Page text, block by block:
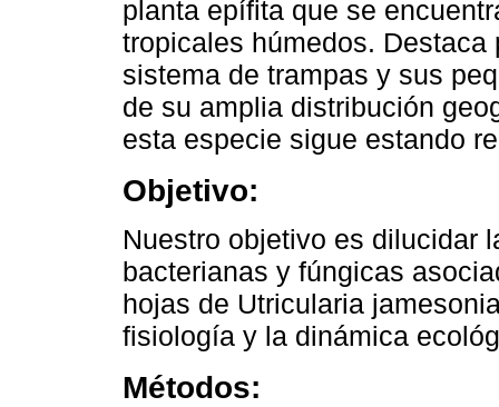
planta epífita que se
tropicales húmedos.
sistema de trampas y sus
de su amplia distribución
esta especie sigue estando
Objetivo:
Nuestro objetivo es dilucidar
bacterianas y fúngicas
hojas de Utricularia
fisiología y la dinámica
Métodos: